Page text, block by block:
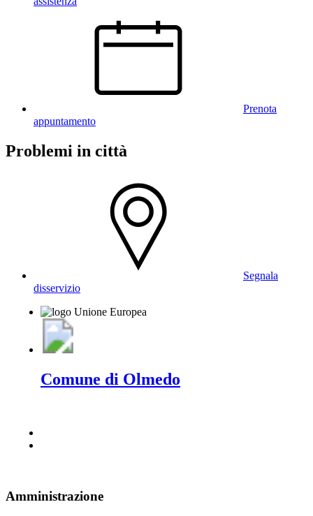
Prenota
appuntamento
Problemi in città
Segnala
disservizio
Comune di Olmedo
Amministrazione